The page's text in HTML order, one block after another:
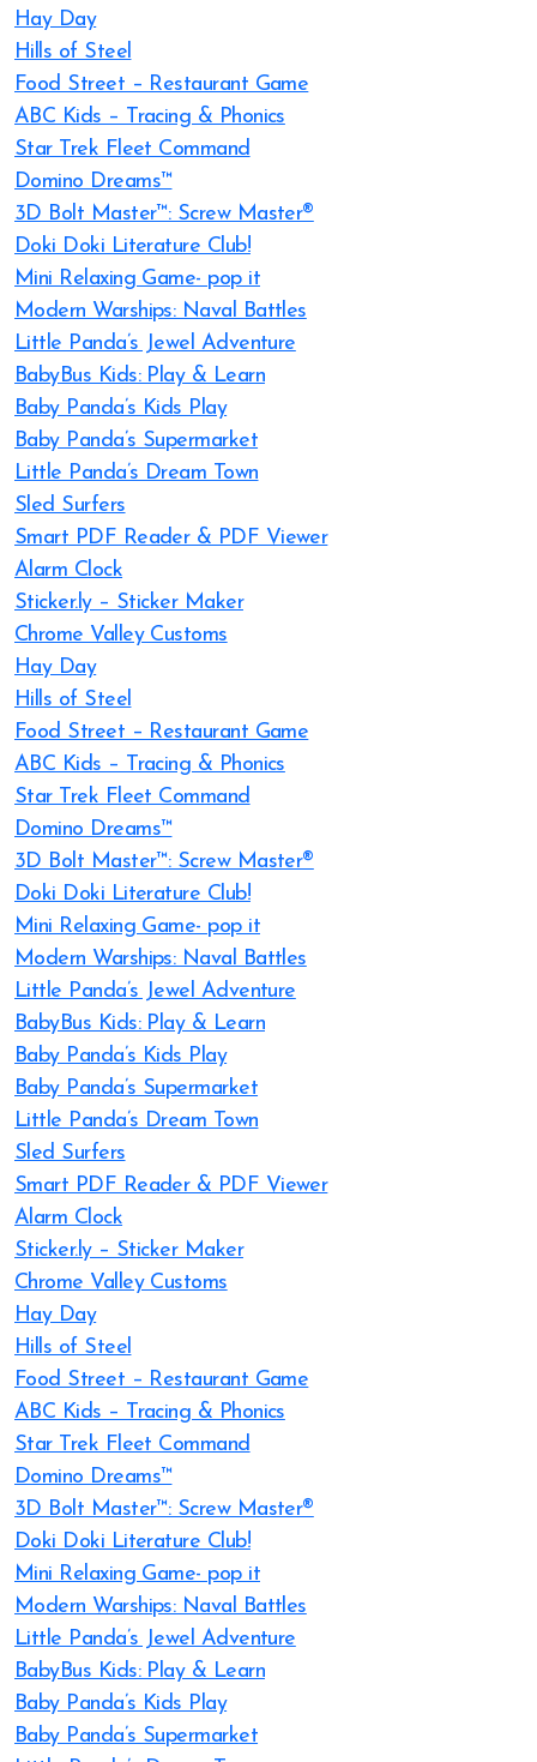
Hay Day
Hills of Steel
Food Street – Restaurant Game
ABC Kids – Tracing & Phonics
Star Trek Fleet Command
Domino Dreams™
3D Bolt Master™: Screw Master®
Doki Doki Literature Club!
Mini Relaxing Game- pop it
Modern Warships: Naval Battles
Little Panda’s Jewel Adventure
BabyBus Kids: Play & Learn
Baby Panda’s Kids Play
Baby Panda’s Supermarket
Little Panda’s Dream Town
Sled Surfers
Smart PDF Reader & PDF Viewer
Alarm Clock
Sticker.ly – Sticker Maker
Chrome Valley Customs
Hay Day
Hills of Steel
Food Street – Restaurant Game
ABC Kids – Tracing & Phonics
Star Trek Fleet Command
Domino Dreams™
3D Bolt Master™: Screw Master®
Doki Doki Literature Club!
Mini Relaxing Game- pop it
Modern Warships: Naval Battles
Little Panda’s Jewel Adventure
BabyBus Kids: Play & Learn
Baby Panda’s Kids Play
Baby Panda’s Supermarket
Little Panda’s Dream Town
Sled Surfers
Smart PDF Reader & PDF Viewer
Alarm Clock
Sticker.ly – Sticker Maker
Chrome Valley Customs
Hay Day
Hills of Steel
Food Street – Restaurant Game
ABC Kids – Tracing & Phonics
Star Trek Fleet Command
Domino Dreams™
3D Bolt Master™: Screw Master®
Doki Doki Literature Club!
Mini Relaxing Game- pop it
Modern Warships: Naval Battles
Little Panda’s Jewel Adventure
BabyBus Kids: Play & Learn
Baby Panda’s Kids Play
Baby Panda’s Supermarket